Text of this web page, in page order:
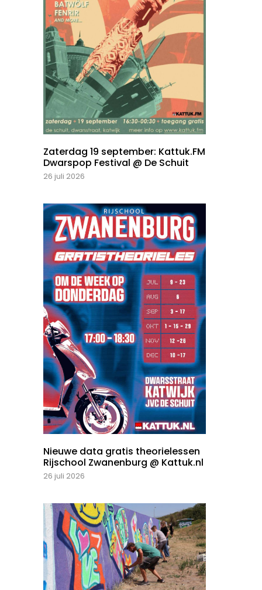
Zaterdag 19 september: Kattuk.FM
Dwarspop Festival @ De Schuit
26 juli 2026
Nieuwe data gratis theorielessen
Rijschool Zwanenburg @ Kattuk.nl
26 juli 2026